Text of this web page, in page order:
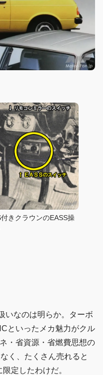
付きクラウンのEASS操
いなのは明らか。ターボ
といったメカ魅力がクル
・省資源・省燃費思想の
く、たくさん売れると
定したわけだ。